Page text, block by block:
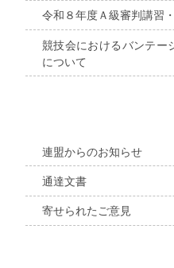
令和８年度Ａ級審判講習
競技会におけるバンテー
について
連盟からのお知らせ
通達文書
寄せられたご意見